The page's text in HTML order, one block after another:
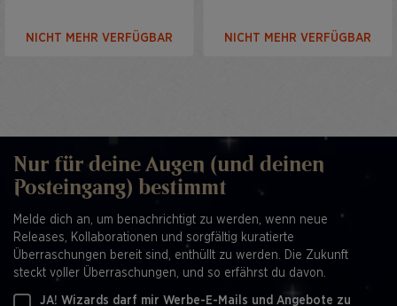
NICHT MEHR VERFÜGBAR NICHT MEHR VERFÜGBAR
Nur für deine Augen (und deinen
Posteingang) bestimmt
Melde dich an, um benachrichtigt zu werden, wenn neue
Releases, Kollaborationen und sorgfältig kuratierte
Überraschungen bereit sind, enthüllt zu werden. Die Zukunft
steckt voller Überraschungen, und so erfährst du davon.
JA! Wizards darf mir Werbe-E-Mails und Angebote zu